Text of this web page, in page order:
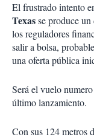
El frustrado intento
Texasse produce un
los reguladores
salir a bolsa,
una oferta pública
Será el vuelo
último lanzamiento.
Con sus 124 metros